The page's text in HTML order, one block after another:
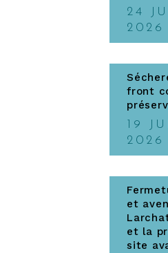
24
2026
front
19
2026
et
et la
site